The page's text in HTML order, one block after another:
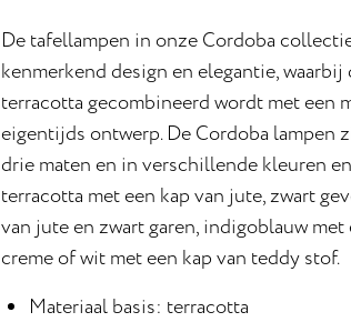
De tafellampen in onze Cordoba
kenmerkend design en elegantie,
terracotta gecombineerd wordt met een
eigentijds ontwerp. De Cordoba lampen
drie maten en in verschillende kleuren
terracotta met een kap van jute, zwart
van jute en zwart garen, indigoblauw met
creme of wit met een kap van teddy stof.
Materiaal basis: terracotta